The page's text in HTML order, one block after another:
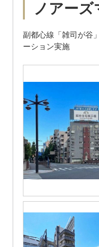
ノアー
副都心線「雑司が谷
ーション実施